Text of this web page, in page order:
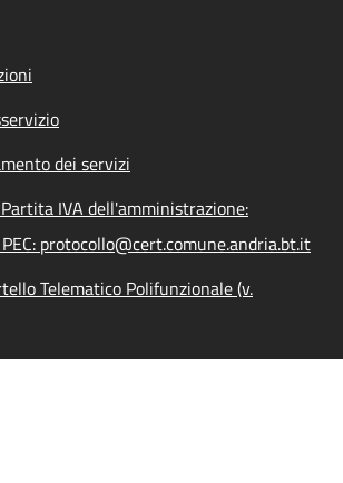
dei servizi
IVA dell'amministrazione:
protocollo@cert.comune.andria.bt.it
Telematico Polifunzionale (v.